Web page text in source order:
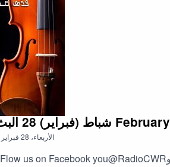
شباط (فبراير) 28 البث الآشوري 2024 February
الأربعاء، 28 فبراير 2024